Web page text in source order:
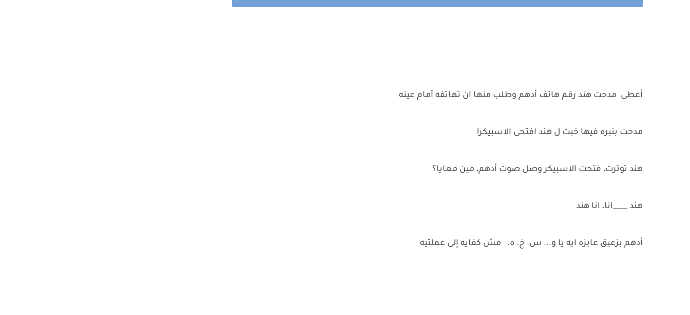
أعطى مدحت هند رقم هاتف أدهم وطلب منها ان تهاتفه أمام عينه
مدحت بنبره فيها خبث ل هند افتحى الاسبيكر!
هند توترت، فتحت الاسبيكر وصل صوت أدهم، مين معايا؟
هند ____انا، انا هند
أدهم بزعيق عايزه ايه يا و... س. خ. ه. مش كفايه إلى عملتيه